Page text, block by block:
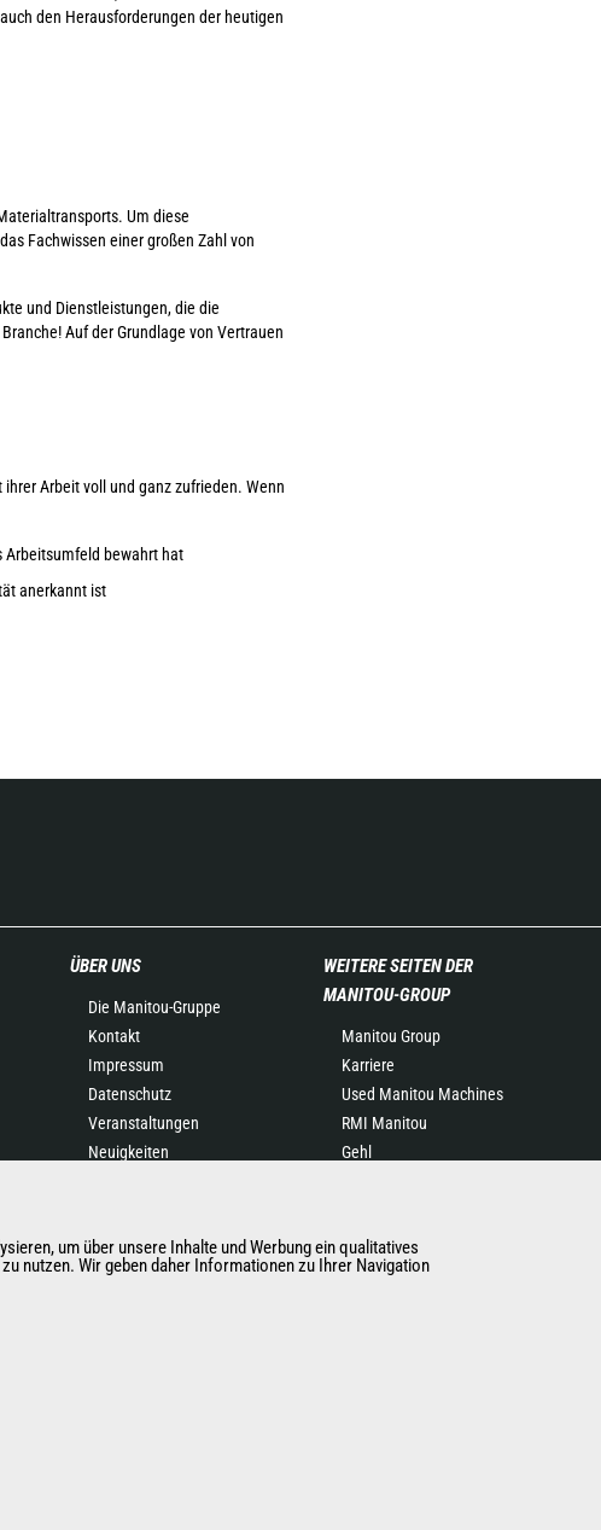
den Herausforderungen der heutigen
Um diese
Fachwissen einer großen Zahl von
und Dienstleistungen, die die
Auf der Grundlage von Vertrauen
Arbeit voll und ganz zufrieden. Wenn
Arbeitsumfeld bewahrt hat
anerkannt ist
ÜBER UNS
Die Manitou-Gruppe
Kontakt
Impressum
Datenschutz
Veranstaltungen
Neuigkeiten
WEITERE SEITEN DER
MANITOU-GROUP
Manitou Group
Karriere
Used Manitou Machines
RMI Manitou
Gehl
um über unsere Inhalte und Werbung ein qualitatives
nutzen. Wir geben daher Informationen zu Ihrer Navigation